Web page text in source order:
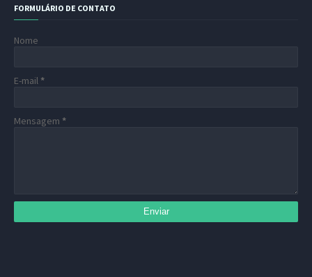
FORMULÁRIO DE CONTATO
Nome
E-mail *
Mensagem *